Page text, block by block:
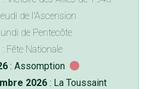
de l'Ascension
de Pentecôte
: Fête Nationale
: Assomption
2026 : La Toussaint